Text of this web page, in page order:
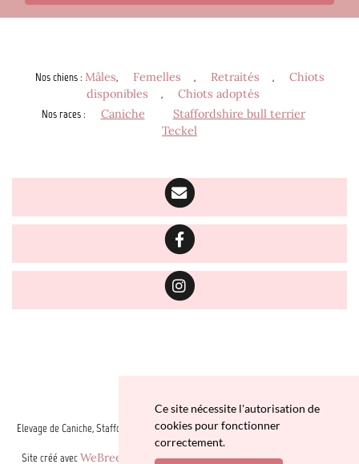
Nos chiens: Mâles, Femelles , Retraités ,
Chiots
disponibles
,
Chiots adoptés
Nos races: Caniche
Staffordshire bull terrier
Teckel
Elevage de Caniche, Staffordshire bull terrier et Teckel depuis 1997 situé en Vienne
Site créé avecWeBreed - Copyright© Elevage zadatis caniche , teckel 2026 -
Ce site nécessite l'autorisation de
cookies pour fonctionner
correctement.